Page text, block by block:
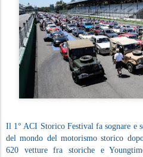
Il 1° ACI Storico Festival fa sognare e
del mondo del motorismo storico
620 vetture fra storiche e